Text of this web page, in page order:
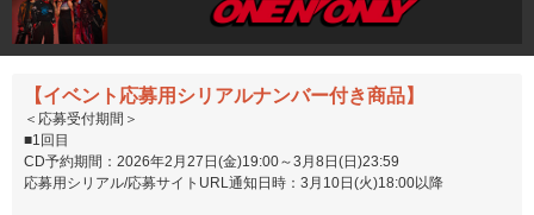
【イベント応募用シリアルナンバー付き商品】
＜応募受付期間＞
■1回目
CD予約期間：2026年2月27日(金)19:00～3月8日(日)23:59
応募用シリアル/応募サイトURL通知日時：3月10日(火)18:00以降